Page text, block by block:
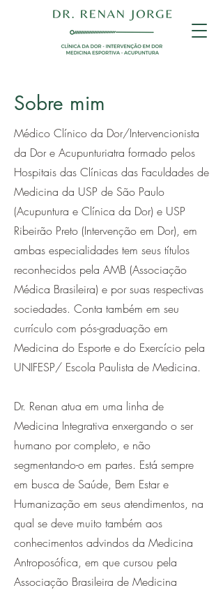
Sobre mim
Médico Clínico da Dor/Intervencionista
da Dor e Acupunturiatra formado pelos
Hospitais das Clínicas das Faculdades de
Medicina da USP de São Paulo
(Acupuntura e Clínica da Dor) e USP
Ribeirão Preto (Intervenção em Dor), em
ambas especialidades tem seus títulos
reconhecidos pela AMB (Associação
Médica Brasileira) e por suas respectivas
sociedades. Conta também em seu
currículo com pós-graduação em
Medicina do Esporte e do Exercício pela
UNIFESP/ Escola Paulista de Medicina.
Dr. Renan atua em uma linha de
Medicina Integrativa enxergando o ser
humano por completo, e não
segmentando-o em partes. Está sempre
em busca de Saúde, Bem Estar e
Humanização em seus atendimentos, na
qual se deve muito também aos
conhecimentos advindos da Medicina
Antroposófica, em que cursou pela
Associação Brasileira de Medicina